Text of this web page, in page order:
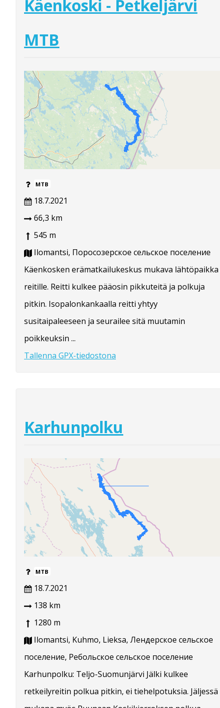
Käenkoski - Petkeljärvi
MTB
MTB
18.7.2021
66,3 km
545 m
Ilomantsi, Поросозерское сельское поселение
Käenkosken erämatkailukeskus mukava lähtöpaikka
reitille. Reitti kulkee pääosin pikkuteitä ja polkuja
pitkin. Isopalonkankaalla reitti yhtyy
susitaipaleeseen ja seurailee sitä muutamin
poikkeuksin ...
Tallenna GPX-tiedostona
Karhunpolku
MTB
18.7.2021
138 km
1280 m
Ilomantsi, Kuhmo, Lieksa, Лендерское сельское
поселение, Ребольское сельское поселение
Karhunpolku: Teljo-Suomunjärvi Jälki kulkee
retkeilyreitin polkua pitkin, ei tiehelpotuksia. Jäljessä